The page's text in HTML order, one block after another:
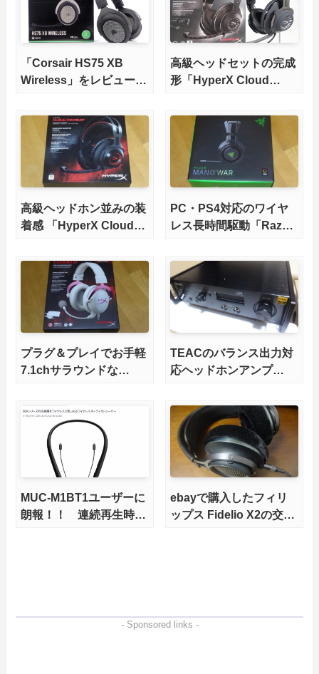
「Corsair HS75 XB
Wireless」をレビュー。
Atmos for Headphones
も使えるゲーミングヘッ
ドセット！
高級ヘッドセットの完成
形「HyperX Cloud
ー。プラグ＆プレイな
USB DAC付属でサラウ
ンド環境を簡単に構築可
高級ヘッドホン並みの装
着感 「HyperX Cloud
PC・PS4対応のワイヤ
レス長時間駆動「Razer
プラグ＆プレイでお手軽
7.1chサラウンドな
TEACのバランス出力対
応ヘッドホンアンプ
返ってきたのでついでに
レビュー
MUC-M1BT1ユーザーに
朗報！！ 連続再生時間
ebayで購入したフィリ
ップス Fidelio X2の交換
- Sponsored links -